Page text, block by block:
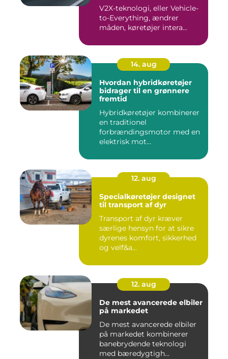
V2X-teknologi, eller Vehicle-
to-Everything, ændrer
måden, køretøjer intera...
14. aug
Hvordan hybridkøretøjer
bidrager til en grønnere
fremtid
Hybridkøretøjer kombinerer
en traditionel
forbrændingsmotor med en
elektrisk mot...
12. aug
Specialkøretøjer designet
til transport af dyr
Transport af dyr kræver
særlige hensyn for at sikre
dyrenes komfort, sikkerhed
og velf&a...
12. aug
De mest avancerede elbiler
på markedet
De mest avancerede elbiler
på markedet kombinerer
banebrydende teknologi
med bæredygtigh...